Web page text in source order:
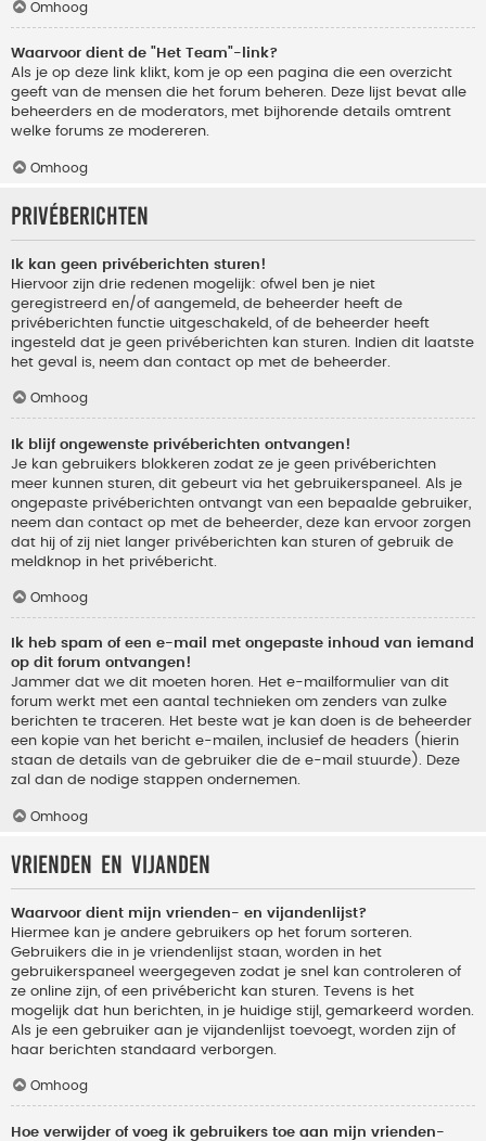
Omhoog
Waarvoor dient de "Het Team"-link?
Als je op deze link klikt, kom je op een pagina die een overzicht
geeft van de mensen die het forum beheren. Deze lijst bevat alle
beheerders en de moderators, met bijhorende details omtrent
welke forums ze modereren.
Omhoog
Privéberichten
Ik kan geen privéberichten sturen!
Hiervoor zijn drie redenen mogelijk: ofwel ben je niet
geregistreerd en/of aangemeld, de beheerder heeft de
privéberichten functie uitgeschakeld, of de beheerder heeft
ingesteld dat je geen privéberichten kan sturen. Indien dit laatste
het geval is, neem dan contact op met de beheerder.
Omhoog
Ik blijf ongewenste privéberichten ontvangen!
Je kan gebruikers blokkeren zodat ze je geen privéberichten
meer kunnen sturen, dit gebeurt via het gebruikerspaneel. Als je
ongepaste privéberichten ontvangt van een bepaalde gebruiker,
neem dan contact op met de beheerder, deze kan ervoor zorgen
dat hij of zij niet langer privéberichten kan sturen of gebruik de
meldknop in het privébericht.
Omhoog
Ik heb spam of een e-mail met ongepaste inhoud van iemand
op dit forum ontvangen!
Jammer dat we dit moeten horen. Het e-mailformulier van dit
forum werkt met een aantal technieken om zenders van zulke
berichten te traceren. Het beste wat je kan doen is de beheerder
een kopie van het bericht e-mailen, inclusief de headers (hierin
staan de details van de gebruiker die de e-mail stuurde). Deze
zal dan de nodige stappen ondernemen.
Omhoog
Vrienden en vijanden
Waarvoor dient mijn vrienden- en vijandenlijst?
Hiermee kan je andere gebruikers op het forum sorteren.
Gebruikers die in je vriendenlijst staan, worden in het
gebruikerspaneel weergegeven zodat je snel kan controleren of
ze online zijn, of een privébericht kan sturen. Tevens is het
mogelijk dat hun berichten, in je huidige stijl, gemarkeerd worden.
Als je een gebruiker aan je vijandenlijst toevoegt, worden zijn of
haar berichten standaard verborgen.
Omhoog
Hoe verwijder of voeg ik gebruikers toe aan mijn vrienden-